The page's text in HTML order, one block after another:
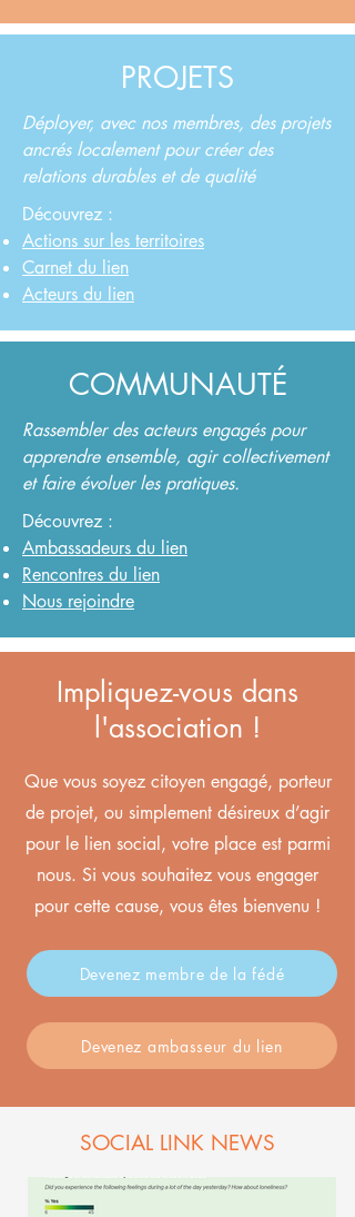
PROJETS
Déployer, avec nos membres, des projets
ancrés localement pour créer des
relations durables et de qualité
Découvrez :
Actions sur les territoires
Carnet du lien
Acteurs du lien
COMMUNAUTÉ
Rassembler des acteurs engagés pour
apprendre ensemble, agir collectivement
et faire évoluer les pratiques.
Découvrez :
Ambassadeurs du lien
Rencontres du lien
Nous rejoindre
Impliquez-vous dans
l'association !
Que vous soyez citoyen engagé, porteur
de projet, ou simplement désireux d’agir
pour le lien social, votre place est parmi
nous. Si vous souhaitez vous engager
pour cette cause, vous êtes bienvenu !
Devenez membre de la fédé
Devenez ambasseur du lien
SOCIAL LINK NEWS